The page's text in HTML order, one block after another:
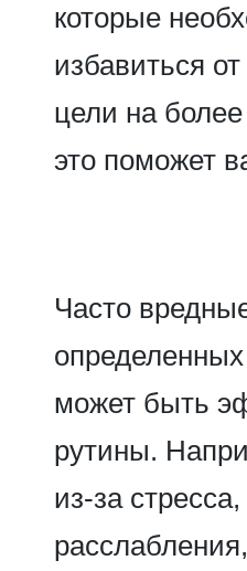
которые
избавиться
цели на
это поможет
Часто
может быть
рутины.
из-за